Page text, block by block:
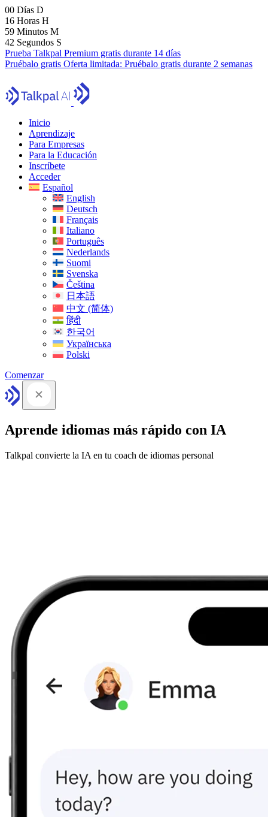
00 Días D
16 Horas H
59 Minutos M
41 Segundos S
Prueba Talkpal Premium gratis durante 14 días
Pruébalo gratis Oferta limitada: Pruébalo gratis durante 2 semanas
Inicio
Aprendizaje
Para Empresas
Para la Educación
Inscríbete
Acceder
Español
English
Deutsch
Français
Italiano
Português
Nederlands
Suomi
Svenska
Čeština
日本語
中文 (简体)
हिंदी
한국어
Українська
Polski
Comenzar
Aprende idiomas más rápido con IA
Talkpal convierte la IA en tu coach de idiomas personal